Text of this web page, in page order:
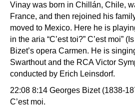
Vinay was born in Chillán, Chile,
France, and then rejoined his
moved to Mexico. Here he is
in the aria “C’est toi?” C’est moi”
Bizet’s opera Carmen. He is
Swarthout and the RCA Victor
conducted by Erich Leinsdorf.
22:08 8:14 Georges Bizet (1838-
C’est moi.